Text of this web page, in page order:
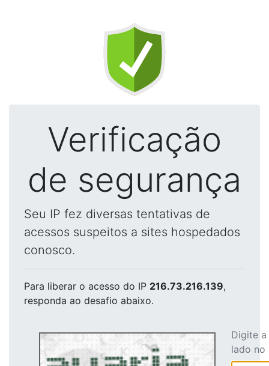
Verificação
de segurança
Seu IP fez diversas tentativas de
acessos suspeitos a sites hospedados
conosco.
Para liberar o acesso do IP 216.73.216.139,
responda ao desafio abaixo.
Digite
lado no